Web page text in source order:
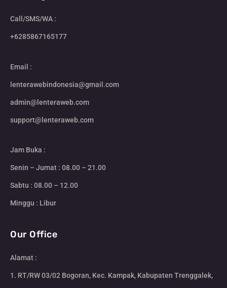
Call/SMS/WA :
+6285867165177
Email :
lenterawebindonesia@gmail.com
admin@lenteraweb.com
support@lenteraweb.com
Jam Buka :
Senin – Jumat : 08.00 – 21.00
Sabtu : 08.00 – 12.00
Minggu : Libur
Our Office
Alamat :
1. RT/RW 03/02 Bogoran, Kec. Kampak, Kabupaten Trenggalek,